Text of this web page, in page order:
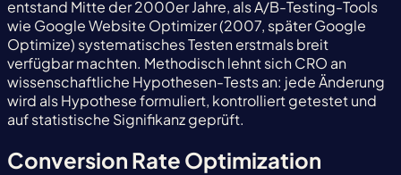
entstand Mitte der 2000er Jahre, als A/B-Testing-Tools
wie Google Website Optimizer (2007, später Google
Optimize) systematisches Testen erstmals breit
verfügbar machten. Methodisch lehnt sich CRO an
wissenschaftliche Hypothesen-Tests an: jede Änderung
wird als Hypothese formuliert, kontrolliert getestet und
auf statistische Signifikanz geprüft.
Conversion Rate Optimization